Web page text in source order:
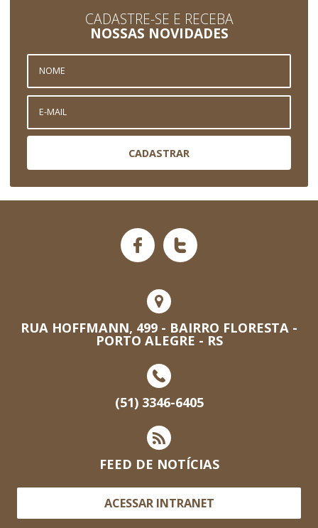
CADASTRE-SE E RECEBA
NOSSAS NOVIDADES
CADASTRAR
RUA HOFFMANN, 499 - BAIRRO FLORESTA -
PORTO ALEGRE - RS
(51) 3346-6405
FEED DE NOTÍCIAS
ACESSAR INTRANET